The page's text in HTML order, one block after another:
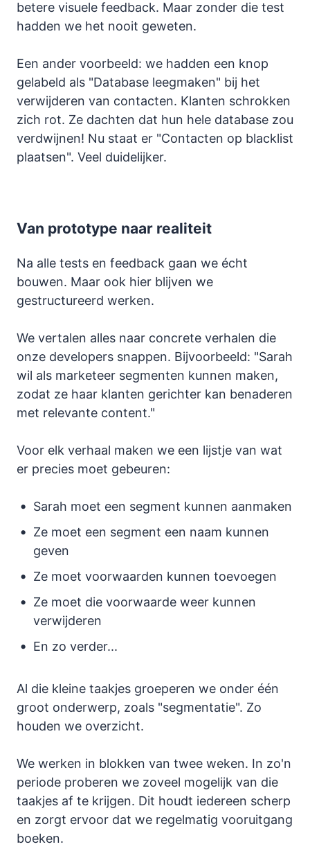
betere visuele feedback. Maar zonder die test
hadden we het nooit geweten.
Een ander voorbeeld: we hadden een knop
gelabeld als "Database leegmaken" bij het
verwijderen van contacten. Klanten schrokken
zich rot. Ze dachten dat hun hele database zou
verdwijnen! Nu staat er "Contacten op blacklist
plaatsen". Veel duidelijker.
Van prototype naar realiteit
Na alle tests en feedback gaan we écht
bouwen. Maar ook hier blijven we
gestructureerd werken.
We vertalen alles naar concrete verhalen die
onze developers snappen. Bijvoorbeeld: "Sarah
wil als marketeer segmenten kunnen maken,
zodat ze haar klanten gerichter kan benaderen
met relevante content."
Voor elk verhaal maken we een lijstje van wat
er precies moet gebeuren:
Sarah moet een segment kunnen aanmaken
Ze moet een segment een naam kunnen
geven
Ze moet voorwaarden kunnen toevoegen
Ze moet die voorwaarde weer kunnen
verwijderen
En zo verder...
Al die kleine taakjes groeperen we onder één
groot onderwerp, zoals "segmentatie". Zo
houden we overzicht.
We werken in blokken van twee weken. In zo'n
periode proberen we zoveel mogelijk van die
taakjes af te krijgen. Dit houdt iedereen scherp
en zorgt ervoor dat we regelmatig vooruitgang
boeken.